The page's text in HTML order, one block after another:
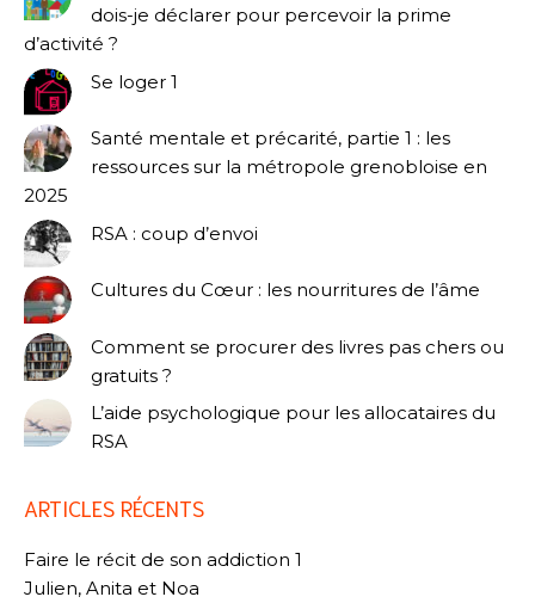
dois-je déclarer pour percevoir la prime
d’activité ?
Se loger 1
Santé mentale et précarité, partie 1 : les
ressources sur la métropole grenobloise en
2025
RSA : coup d’envoi
Cultures du Cœur : les nourritures de l’âme
Comment se procurer des livres pas chers ou
gratuits ?
L’aide psychologique pour les allocataires du
RSA
ARTICLES RÉCENTS
Faire le récit de son addiction 1
Julien, Anita et Noa